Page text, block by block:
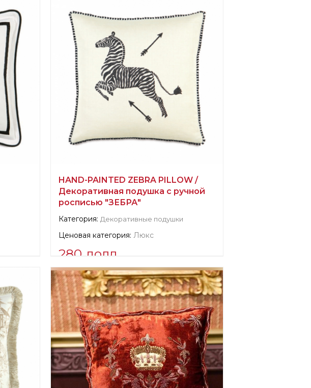
Производитель: Швейцария, Санкт-
Галлен
HAND-PAINTED ZEBRA PILLOW /
Декоративная подушка с ручной
росписью "ЗЕБРА"
Категория: Декоративные подушки
Ценовая категория: Люкс
280 долл.
Информация о поставщике:
verified company
Scalamandre
Производитель:США, Elizabeth